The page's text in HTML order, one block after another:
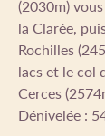
(2030m)
la Clarée,
Rochilles
lacs et le col
Cerces
Dénivelée :